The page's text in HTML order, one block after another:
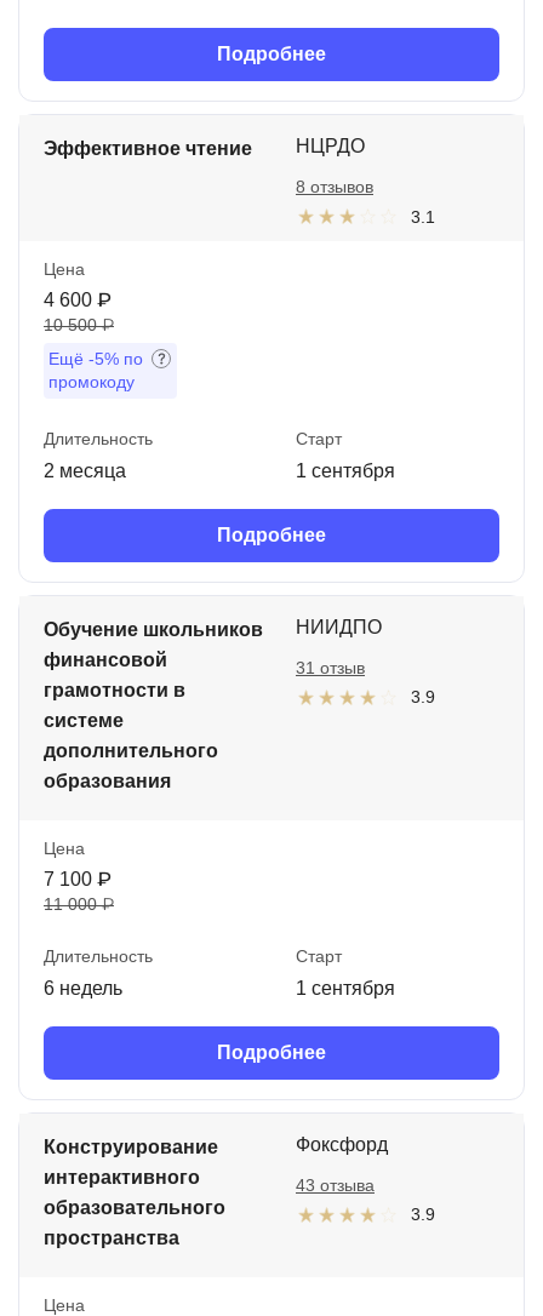
Подробнее
Эффективное чтение НЦРДО
3.1
8 отзывов
Цена
4 600 ₽
10 500 ₽
Ещё -5% по
промокоду
Длительность
2 месяца
Старт
1 сентября
Подробнее
Обучение школьников
финансовой
грамотности в
системе
дополнительного
образования
НИИДПО
3.9
31 отзыв
Цена
7 100 ₽
11 000 ₽
Длительность
6 недель
Старт
1 сентября
Подробнее
Конструирование
интерактивного
образовательного
пространства
Фоксфорд
3.9
43 отзыва
Цена